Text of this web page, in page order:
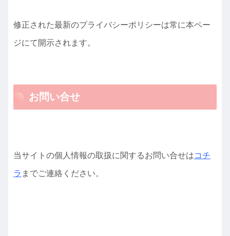
修正された最新のプライバシーポリシーは常に本ペー
ジにて開示されます。
お問い合せ
当サイトの個人情報の取扱に関するお問い合せはコチ
ラ までご連絡ください。